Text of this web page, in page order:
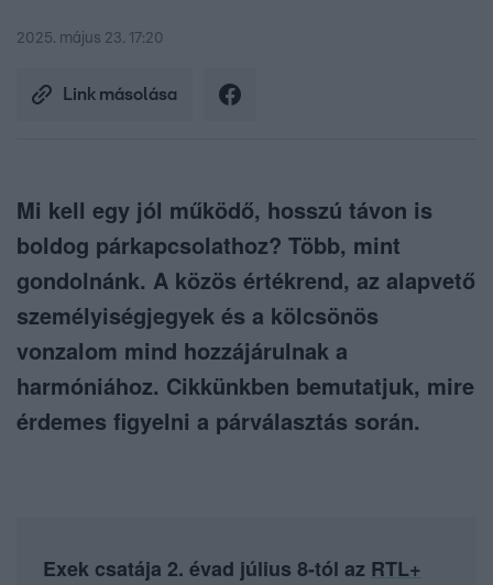
2025. május 23. 17:20
Link másolása
Mi kell egy jól működő, hosszú távon is
boldog párkapcsolathoz? Több, mint
gondolnánk. A közös értékrend, az alapvető
személyiségjegyek és a kölcsönös
vonzalom mind hozzájárulnak a
harmóniához. Cikkünkben bemutatjuk, mire
érdemes figyelni a párválasztás során.
Exek csatája 2. évad július 8-tól az RTL+